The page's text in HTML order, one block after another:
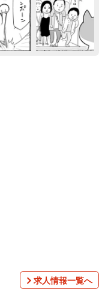
2
求人情報一覧へ